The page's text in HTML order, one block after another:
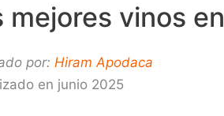
mejores vinos
por: Hiram Apodaca
en junio 2025